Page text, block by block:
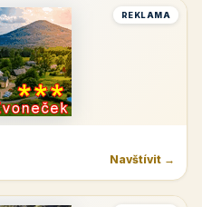
REKLAMA
Navštívit →